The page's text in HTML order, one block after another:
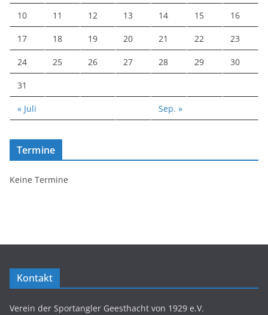
10 11 12 13 14 15 16
17 18 19 20 21 22 23
24 25 26 27 28 29 30
31
« Juli Sep. »
Termine
Keine Termine
Kontakt
Verein der Sportangler Geesthacht von 1929 e.V.